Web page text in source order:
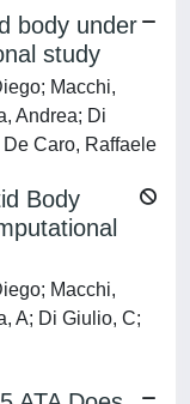
body under
study
Macchi,
Andrea; Di
Caro, Raffaele
Body
Macchi,
A; Di Giulio, C;